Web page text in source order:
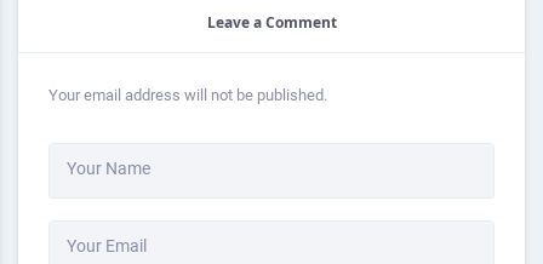
Leave a Comment
Your email address will not be published.
Your Name
Your Email